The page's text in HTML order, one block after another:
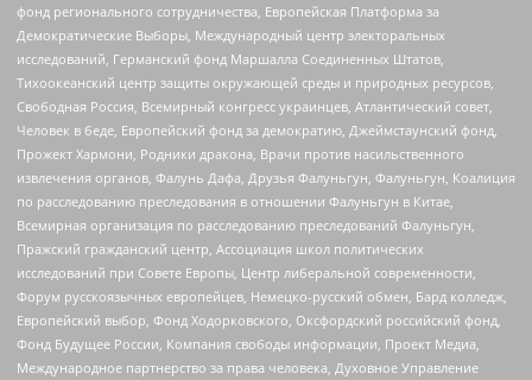
фонд регионального сотрудничества, Европейская Платформа за
Демократические Выборы, Международный центр электоральных
исследований, Германский фонд Маршалла Соединенных Штатов,
Тихоокеанский центр защиты окружающей среды и природных ресурсов,
Свободная Россия, Всемирный конгресс украинцев, Атлантический совет,
Человек в беде, Европейский фонд за демократию, Джеймстаунский фонд,
Прожект Хармони, Родники дракона, Врачи против насильственного
извлечения органов, Фалунь Дафа, Друзья Фалуньгун, Фалуньгун, Коалиция
по расследованию преследования в отношении Фалуньгун в Китае,
Всемирная организация по расследованию преследований Фалуньгун,
Пражский гражданский центр, Ассоциация школ политических
исследований при Совете Европы, Центр либеральной современности,
Форум русскоязычных европейцев, Немецко-русский обмен, Бард колледж,
Европейский выбор, Фонд Ходорковского, Оксфордский российский фонд,
Фонд Будущее России, Компания свободы информации, Проект Медиа,
Международное партнерство за права человека, Духовное Управление